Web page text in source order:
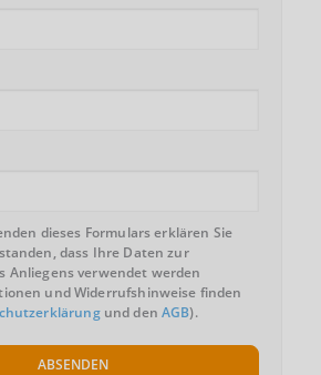
dieses Formulars erklären Sie
dass Ihre Daten zur
Anliegens verwendet werden
und Widerrufshinweise finden
und denAGB).
ABSENDEN